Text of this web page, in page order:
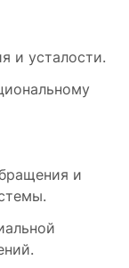
и усталости.
и